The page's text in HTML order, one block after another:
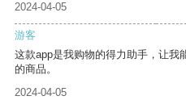
2024-04-05
游客
这款app是我购物的得力助手，让我
的商品。
2024-04-05